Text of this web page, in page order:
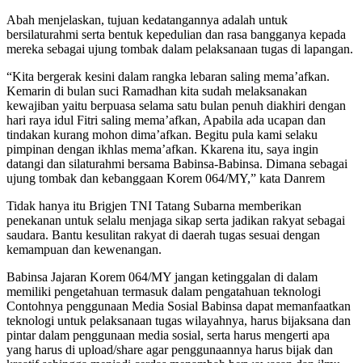
Abah menjelaskan, tujuan kedatangannya adalah untuk
bersilaturahmi serta bentuk kepedulian dan rasa bangganya kepada
mereka sebagai ujung tombak dalam pelaksanaan tugas di lapangan.
“Kita bergerak kesini dalam rangka lebaran saling mema’afkan.
Kemarin di bulan suci Ramadhan kita sudah melaksanakan
kewajiban yaitu berpuasa selama satu bulan penuh diakhiri dengan
hari raya idul Fitri saling mema’afkan, Apabila ada ucapan dan
tindakan kurang mohon dima’afkan. Begitu pula kami selaku
pimpinan dengan ikhlas mema’afkan. Kkarena itu, saya ingin
datangi dan silaturahmi bersama Babinsa-Babinsa. Dimana sebagai
ujung tombak dan kebanggaan Korem 064/MY,” kata Danrem
Tidak hanya itu Brigjen TNI Tatang Subarna memberikan
penekanan untuk selalu menjaga sikap serta jadikan rakyat sebagai
saudara. Bantu kesulitan rakyat di daerah tugas sesuai dengan
kemampuan dan kewenangan.
Babinsa Jajaran Korem 064/MY jangan ketinggalan di dalam
memiliki pengetahuan termasuk dalam pengatahuan teknologi
Contohnya penggunaan Media Sosial Babinsa dapat memanfaatkan
teknologi untuk pelaksanaan tugas wilayahnya, harus bijaksana dan
pintar dalam penggunaan media sosial, serta harus mengerti apa
yang harus di upload/share agar penggunaannya harus bijak dan